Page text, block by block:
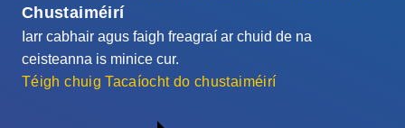
Chustaiméirí
Iarr cabhair agus faigh freagraí ar chuid de na
ceisteanna is minice cur.
Téigh chuig Tacaíocht do chustaiméirí